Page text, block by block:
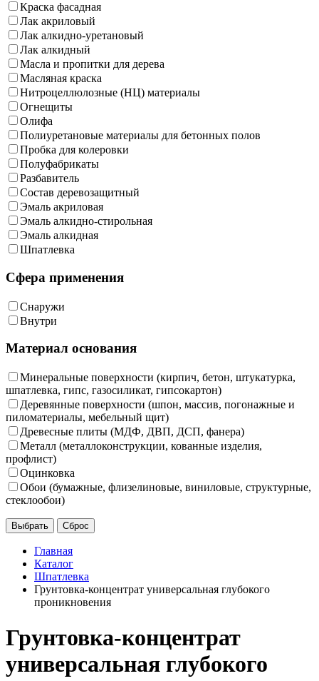
Краска фасадная
Лак акриловый
Лак алкидно-уретановый
Лак алкидный
Масла и пропитки для дерева
Масляная краска
Нитроцеллюлозные (НЦ) материалы
Огнещиты
Олифа
Полиуретановые материалы для бетонных полов
Пробка для колеровки
Полуфабрикаты
Разбавитель
Состав деревозащитный
Эмаль акриловая
Эмаль алкидно-стирольная
Эмаль алкидная
Шпатлевка
Сфера применения
Снаружи
Внутри
Материал основания
Минеральные поверхности (кирпич, бетон, штукатурка,
шпатлевка, гипс, газосиликат, гипсокартон)
Деревянные поверхности (шпон, массив, погонажные и
пиломатериалы, мебельный щит)
Древесные плиты (МДФ, ДВП, ДСП, фанера)
Металл (металлоконструкции, кованные изделия,
профлист)
Оцинковка
Обои (бумажные, флизелиновые, виниловые, структурные,
стеклообои)
Главная
Каталог
Шпатлевка
Грунтовка-концентрат универсальная глубокого
проникновения
Грунтовка-концентрат
универсальная глубокого